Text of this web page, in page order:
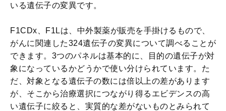
いる遺伝子の変異です。
F1CDx、F1Lは、中外製薬が販売を手掛けるもので、
がんに関連した324遺伝子の変異について調べることが
できます。3つのパネルは基本的に、目的の遺伝子が対
象になっているかどうかで使い分けられています。た
だ、対象となる遺伝子の数には倍以上の差があります
が、そこから治療選択につながり得るエビデンスの高
い遺伝子に絞ると、実質的な差がないものとみられて